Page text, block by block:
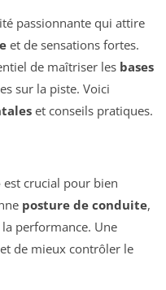
passionnante qui attire
et de sensations fortes.
de maîtriser les bases
sur la piste. Voici
et conseils pratiques.
est crucial pour bien
posture de conduite,
performance. Une
de mieux contrôler le